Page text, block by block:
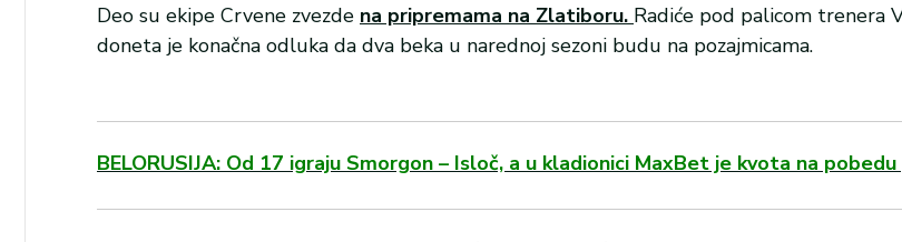
Deo su ekipe Crvene zvezde na pripremama na Zlatiboru. Radiće pod palicom trenera
doneta je konačna odluka da dva beka u narednoj sezoni budu na pozajmicama.
BELORUSIJA: Od 17 igraju Smorgon – Isloč, a u kladionici MaxBet je kvota na